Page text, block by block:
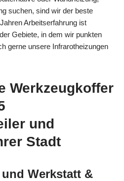
suchen, sind wir der beste
Arbeitserfahrung ist
Gebiete, in dem wir punkten
gerne unsere Infrarotheizungen
Werkzeugkoffer
und
Stadt
Werkstatt &